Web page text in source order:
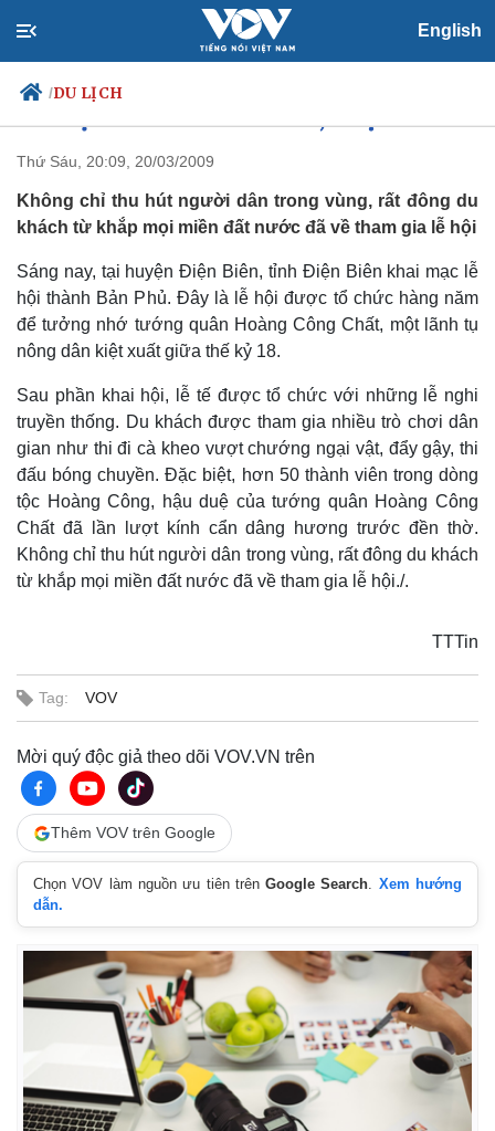
English
/DU LỊCH
Chính trị
Đảng
Tổ chức nhân sự
Quốc hội
Nhận diện sự thật
Xã hội
Tin 24h
Dự báo thời tiết
Giáo dục
Dấu ấn VOV
Việc làm
Biển đảo
Thế giới
Quan sát
Cuộc sống đó đây
Hồ sơ
Multimedia
Video
Ảnh
E-Magazine
Infographic
Thứ Sáu, 20:09, 20/03/2009
Không chỉ thu hút người dân trong vùng, rất đông du
khách từ khắp mọi miền đất nước đã về tham gia lễ hội
Sáng nay, tại huyện Điện Biên, tỉnh Điện Biên khai mạc lễ
hội thành Bản Phủ. Đây là lễ hội được tổ chức hàng năm
để tưởng nhớ tướng quân Hoàng Công Chất, một lãnh tụ
nông dân kiệt xuất giữa thế kỷ 18.
Sau phần khai hội, lễ tế được tổ chức với những lễ nghi
truyền thống. Du khách được tham gia nhiều trò chơi dân
gian như thi đi cà kheo vượt chướng ngại vật, đẩy gậy, thi
đấu bóng chuyền. Đặc biệt, hơn 50 thành viên trong dòng
tộc Hoàng Công, hậu duệ của tướng quân Hoàng Công
Chất đã lần lượt kính cẩn dâng hương trước đền thờ.
Không chỉ thu hút người dân trong vùng, rất đông du khách
từ khắp mọi miền đất nước đã về tham gia lễ hội./.
TTTin
Tag: VOV
Mời quý độc giả theo dõi VOV.VN trên
Thêm VOV trên Google
Chọn VOV làm nguồn ưu tiên trênGoogle Search. Xem hướng
dẫn.